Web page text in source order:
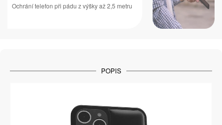
Ochrání telefon při pádu z výšky až 2,5 metru
POPIS